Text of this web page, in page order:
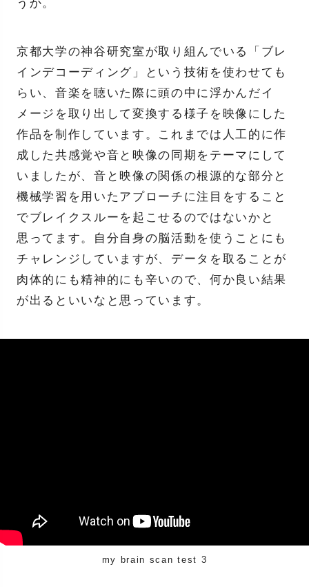
うか。
京都大学の神谷研究室が取り組んでいる「ブレ
インデコーディング」という技術を使わせても
らい、音楽を聴いた際に頭の中に浮かんだイ
メージを取り出して変換する様子を映像にした
作品を制作しています。これまでは人工的に作
成した共感覚や音と映像の同期をテーマにして
いましたが、音と映像の関係の根源的な部分と
機械学習を用いたアプローチに注目をすること
でブレイクスルーを起こせるのではないかと
思ってます。自分自身の脳活動を使うことにも
チャレンジしていますが、データを取ることが
肉体的にも精神的にも辛いので、何か良い結果
が出るといいなと思っています。
my brain scan test 3